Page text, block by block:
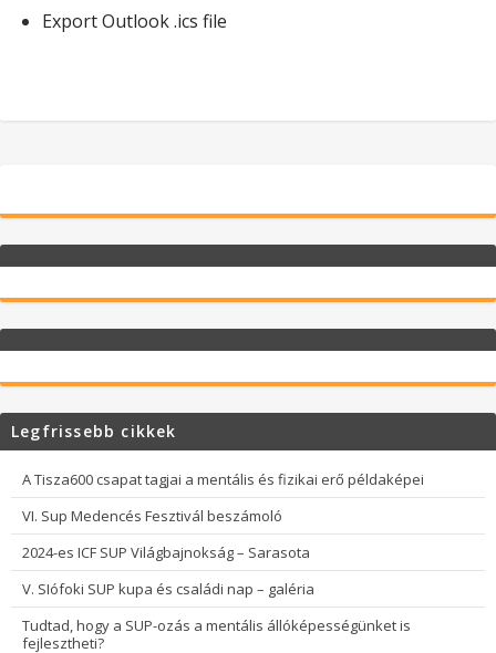
Export Outlook .ics file
Legfrissebb cikkek
A Tisza600 csapat tagjai a mentális és fizikai erő példaképei
VI. Sup Medencés Fesztivál beszámoló
2024-es ICF SUP Világbajnokság – Sarasota
V. SIófoki SUP kupa és családi nap – galéria
Tudtad, hogy a SUP-ozás a mentális állóképességünket is
fejlesztheti?